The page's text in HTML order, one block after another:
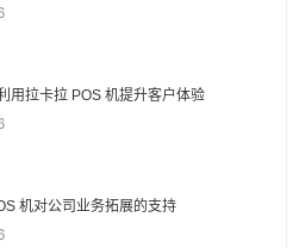
用拉卡拉 POS 机提升客户体验
机对公司业务拓展的支持